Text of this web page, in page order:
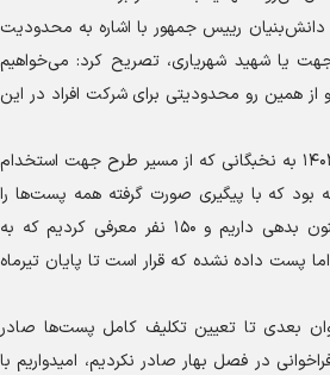
دانش‌بنیان رییس جمهور با اشاره به محدودیت
یا شهید شهریاری، تصریح کرد: می‌خواهیم
از همین رو محدودیتی برای شرکت افراد در این
وی افزود: سال ۱۳۹۸ تا سال ۱۴۰۳ به نخبگانی که از مسیر طرح جهت استخدام
بود که با پیگیری صورت گرفته همه پست‌ها را
تسویه کردیم و از ۱۴۰۳ تا کنون بدهی داریم و ۱۵۰ نفر معرفی کردیم که به
پست داده نشده که قرار است تا پایان تیرماه
بعدی تا تعیین تکلیف کامل پست‌ها صادر
در فصل بهار صادر نکردیم، امیدواریم با